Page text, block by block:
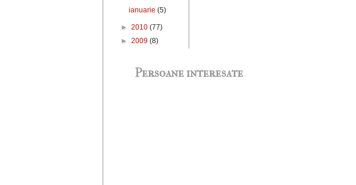
ianuarie(5)
► 2010 (77)
► 2009 (8)
Persoane interesate